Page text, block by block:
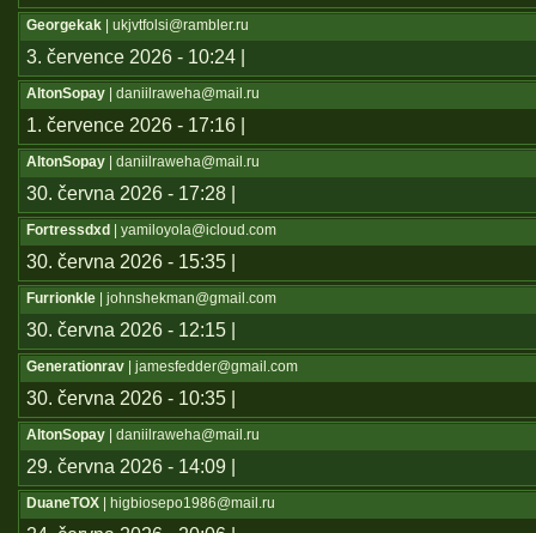
Georgekak | ukjvtfolsi@rambler.ru
3. července 2026 - 10:24 |
AltonSopay | daniilraweha@mail.ru
1. července 2026 - 17:16 |
AltonSopay | daniilraweha@mail.ru
30. června 2026 - 17:28 |
Fortressdxd | yamiloyola@icloud.com
30. června 2026 - 15:35 |
Furrionkle | johnshekman@gmail.com
30. června 2026 - 12:15 |
Generationrav | jamesfedder@gmail.com
30. června 2026 - 10:35 |
AltonSopay | daniilraweha@mail.ru
29. června 2026 - 14:09 |
DuaneTOX | higbiosepo1986@mail.ru